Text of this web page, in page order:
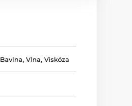
Bavlna,Vlna,Viskóza